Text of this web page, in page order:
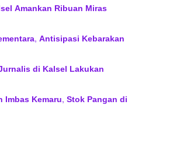
Amankan Ribuan Miras
Antisipasi Kebarakan
di Kalsel Lakukan
Kemaru, Stok Pangan di